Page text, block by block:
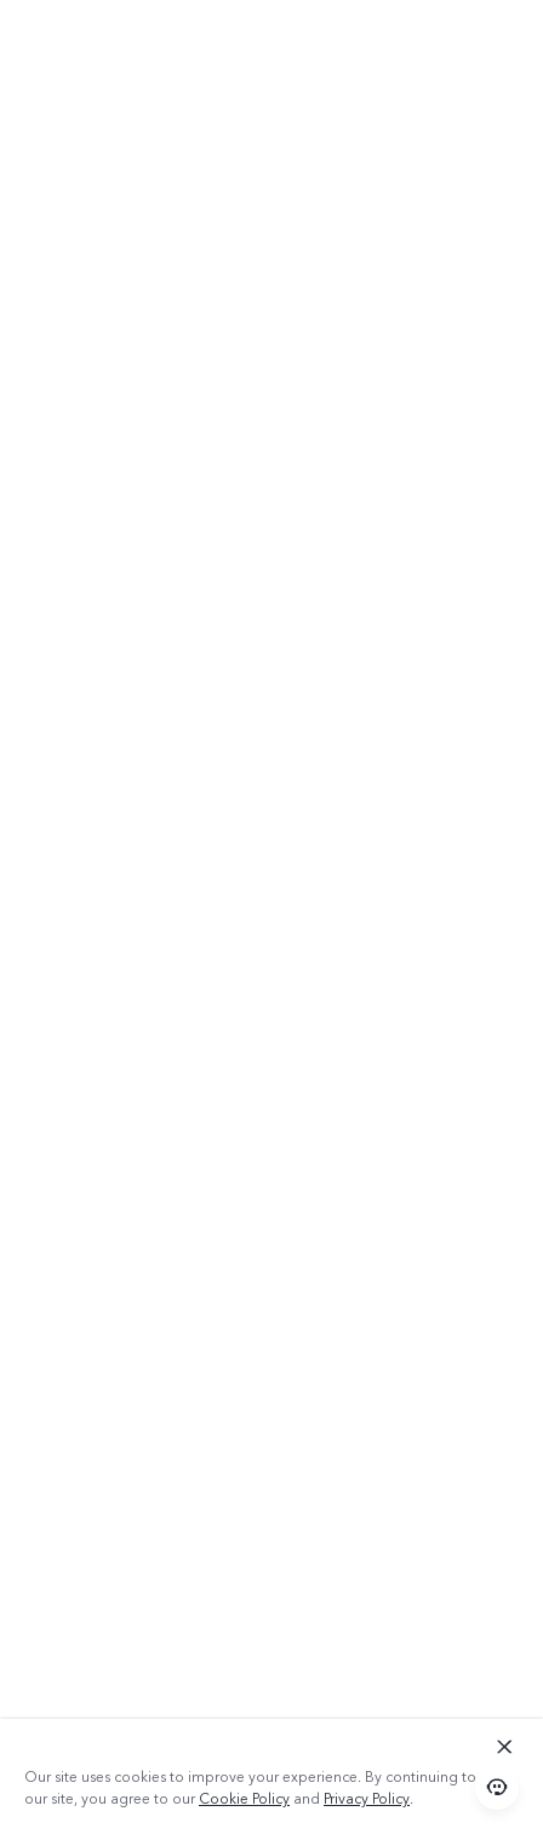
Our site uses cookies to improve your experience. By continuing to use
our site, you agree to ourCookie Policy and Privacy Policy.